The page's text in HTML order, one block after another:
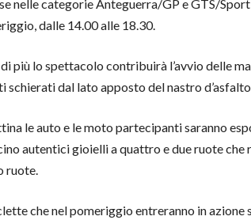
nelle categorie Anteguerra/GP e GTS/
dalle 14.00 alle 18.30.
più lo spettacolo contribuirà l’avvio delle
schierati dal lato apposto del nastro
le auto e le moto partecipanti saranno
autentici gioielli a quattro e due ruote
ruote.
che nel pomeriggio entreranno in azione